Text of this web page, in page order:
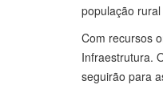
população
Com recursos
Infraestrutura.
seguirão para